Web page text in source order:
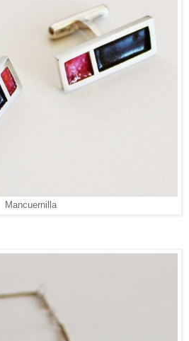
Mancuernilla